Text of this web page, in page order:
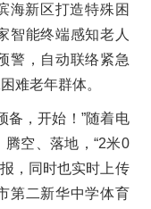
海新区打造特殊困
智能终端感知老人
警，自动联络紧急
难老年群体。
备，开始！”随着电
空、落地，“2米0
，同时也实时上传
第二新华中学体育